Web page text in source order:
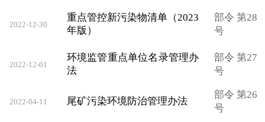
2022-12-30
重点管控新污染物清单（2023
年版）
部令 第28
号
2022-12-01
环境监管重点单位名录管理办
法
部令 第27
号
2022-04-11 尾矿污染环境防治管理办法
部令 第26
号